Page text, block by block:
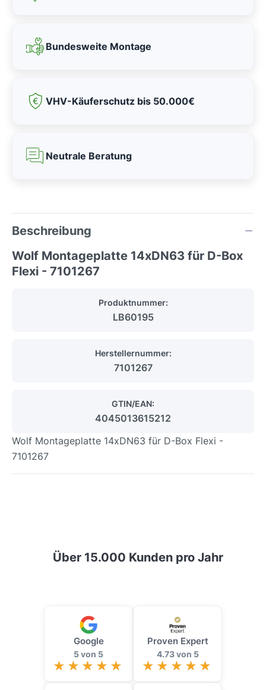
Bundesweite Montage
VHV-Käuferschutz bis 50.000€
Neutrale Beratung
Beschreibung
Wolf Montageplatte 14xDN63 für D-Box
Flexi - 7101267
Produktnummer:
LB60195
Herstellernummer:
7101267
GTIN/EAN:
4045013615212
Wolf Montageplatte 14xDN63 für D-Box Flexi -
7101267
Über 15.000 Kunden pro Jahr
Google
5 von 5
Proven Expert
4.73 von 5